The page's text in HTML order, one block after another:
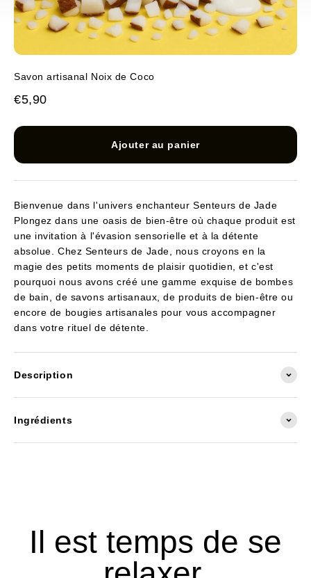
Savon artisanal Noix de Coco
Prix de vente
€5,90
Ajouter au panier
Bienvenue dans l'univers enchanteur Senteurs de Jade
Plongez dans une oasis de bien-être où chaque produit est
une invitation à l'évasion sensorielle et à la détente
absolue. Chez Senteurs de Jade, nous croyons en la
magie des petits moments de plaisir quotidien, et c'est
pourquoi nous avons créé une gamme exquise de bombes
de bain, de savons artisanaux, de produits de bien-être ou
encore de bougies artisanales pour vous accompagner
dans votre rituel de détente.
Description
Ingrédients
Il est temps de se